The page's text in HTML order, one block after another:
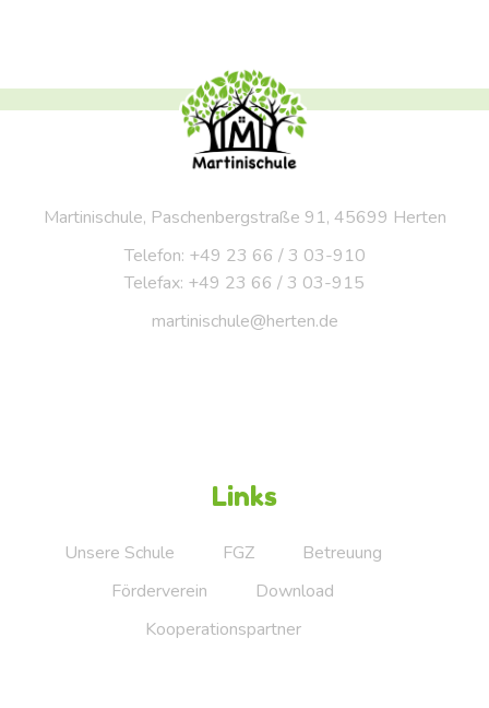
Martinischule, Paschenbergstraße 91, 45699 Herten
Telefon: +49 23 66 / 3 03-910
Telefax: +49 23 66 / 3 03-915
martinischule@herten.de
Links
Unsere Schule FGZ
Betreuung
Förderverein
Download
Kooperationspartner